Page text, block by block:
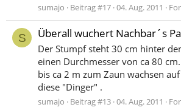
sumajo Beitrag #17 04. Aug. 2011
S Überall wuchert Nachbar´s
Der Stumpf steht 30 cm hinter
einen Durchmesser von ca 80
bis ca 2 m zum Zaun wachsen
diese "Dinger" .
sumajo Beitrag #13 04. Aug. 2011